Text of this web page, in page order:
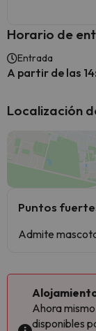
Horario de
Entrada
A partir de las
Localización
Puntos
Admite
Ahora
disponibles